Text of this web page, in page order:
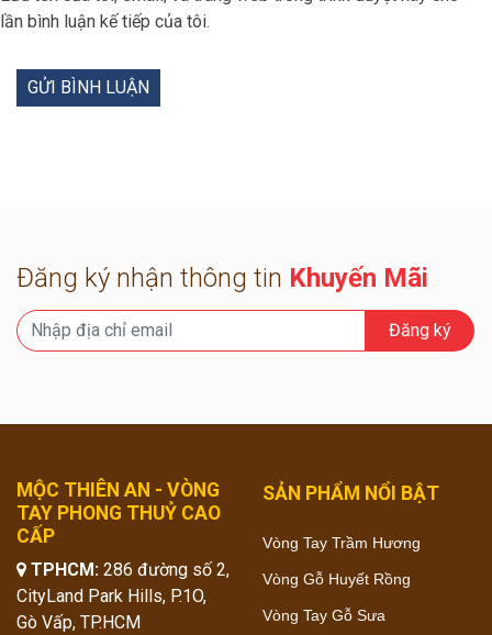
lần bình luận kế tiếp của tôi.
Đăng ký nhận thông tin Khuyến Mãi
Đăng ký
MỘC THIÊN AN - VÒNG
TAY PHONG THUỶ CAO
CẤP
TPHCM: 286 đường số 2,
CityLand Park Hills, P.1O,
Gò Vấp, TP.HCM
SẢN PHẨM NỔI BẬT
Vòng Tay Trầm Hương
Vòng Gỗ Huyết Rồng
Vòng Tay Gỗ Sưa